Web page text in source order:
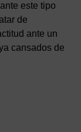
este tipo
de
ante un
cansados de